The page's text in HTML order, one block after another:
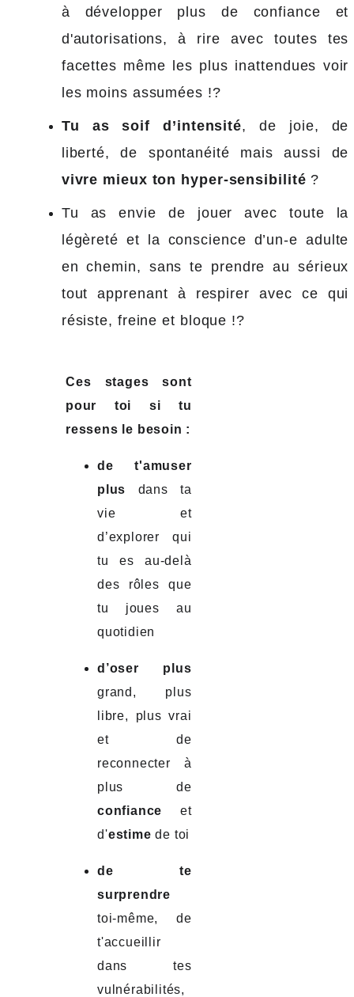
Ces stages sont
pour toi si tu
ressens le besoin :
de t'amuser
plus dans ta
vie et
d’explorer qui
tu es au-delà
des rôles que
tu joues au
quotidien
d’oser plus
grand, plus
libre, plus vrai
et de
reconnecter à
plus de
confianceet
d'estime de toi
de te
surprendre
toi-même, de
t'accueillir
dans tes
vulnérabilités,
à développer plus de confiance et
d'autorisations, à rire avec toutes tes
facettes même les plus inattendues voir
les moins assumées !?
Tu as soif d’intensité, de joie, de
liberté, de spontanéité mais aussi de
vivre mieux ton hyper-sensibilité ?
Tu as envie de jouer avec toute la
légèreté et la conscience d’un-e adulte
en chemin, sans te prendre au sérieux
tout apprenant à respirer avec ce qui
résiste, freine et bloque !?